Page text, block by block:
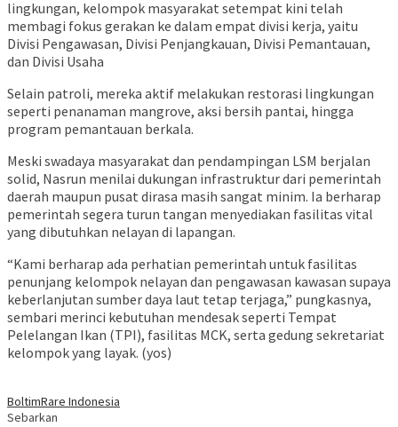
lingkungan, kelompok masyarakat setempat kini telah
membagi fokus gerakan ke dalam empat divisi kerja, yaitu
Divisi Pengawasan, Divisi Penjangkauan, Divisi Pemantauan,
dan Divisi Usaha
Selain patroli, mereka aktif melakukan restorasi lingkungan
seperti penanaman mangrove, aksi bersih pantai, hingga
program pemantauan berkala.
Meski swadaya masyarakat dan pendampingan LSM berjalan
solid, Nasrun menilai dukungan infrastruktur dari pemerintah
daerah maupun pusat dirasa masih sangat minim. Ia berharap
pemerintah segera turun tangan menyediakan fasilitas vital
yang dibutuhkan nelayan di lapangan.
“Kami berharap ada perhatian pemerintah untuk fasilitas
penunjang kelompok nelayan dan pengawasan kawasan supaya
keberlanjutan sumber daya laut tetap terjaga,” pungkasnya,
sembari merinci kebutuhan mendesak seperti Tempat
Pelelangan Ikan (TPI), fasilitas MCK, serta gedung sekretariat
kelompok yang layak. (yos)
BoltimRare Indonesia
Sebarkan